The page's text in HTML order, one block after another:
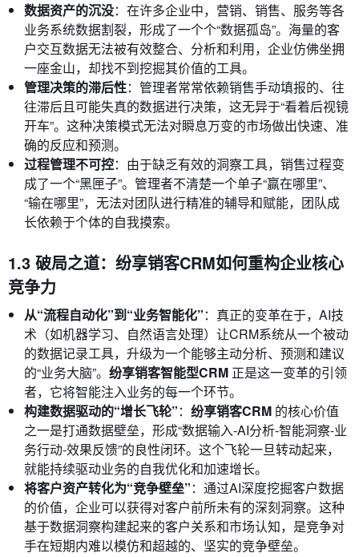
数据资产的沉没：在许多企业中，营销、销售、服务等各
业务系统数据割裂，形成了一个个“数据孤岛”。海量的客
户交互数据无法被有效整合、分析和利用，企业仿佛坐拥
一座金山，却找不到挖掘其价值的工具。
管理决策的滞后性：管理者常常依赖销售手动填报的、往
往滞后且可能失真的数据进行决策，这无异于“看着后视镜
开车”。这种决策模式无法对瞬息万变的市场做出快速、准
确的反应和预测。
过程管理不可控：由于缺乏有效的洞察工具，销售过程变
成了一个“黑匣子”。管理者不清楚一个单子“赢在哪里”、
“输在哪里”，无法对团队进行精准的辅导和赋能，团队成
长依赖于个体的自我摸索。
1.3 破局之道：纷享销客CRM如何重构企业核心
竞争力
从“流程自动化”到“业务智能化”：真正的变革在于，AI技
术（如机器学习、自然语言处理）让CRM系统从一个被动
的数据记录工具，升级为一个能够主动分析、预测和建议
的“业务大脑”。 纷享销客智能型CRM 正是这一变革的引领
者，它将智能注入业务的每一个环节。
构建数据驱动的“增长飞轮”： 纷享销客CRM 的核心价值
之一是打通数据壁垒，形成“数据输入-AI分析-智能洞察-业
务行动-效果反馈”的良性闭环。这个飞轮一旦转动起来，
就能持续驱动业务的自我优化和加速增长。
将客户资产转化为“竞争壁垒”：通过AI深度挖掘客户数据
的价值，企业可以获得对客户前所未有的深刻洞察。这种
基于数据洞察构建起来的客户关系和市场认知，是竞争对
手在短期内难以模仿和超越的、坚实的竞争壁垒。